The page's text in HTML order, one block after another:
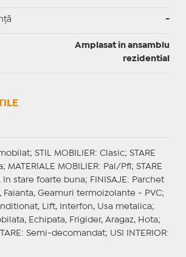
-
Amplasat in ansamblu
rezidential
STIL MOBILIER: Clasic; STARE
MATERIALE MOBILIER: Pal/Pfl; STARE
In stare foarte buna; FINISAJE : Parchet
Faianta, Geamuri termoizolante - PVC;
Lift, Interfon, Usa metalica;
Echipata, Frigider, Aragaz, Hota;
: Semi-decomandat; USI INTERIOR: